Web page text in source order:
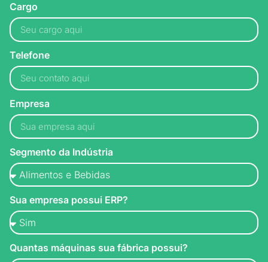
Cargo
Telefone
Empresa
Segmento da Indústria
Sua empresa possui ERP?
Quantas máquinas sua fábrica possui?